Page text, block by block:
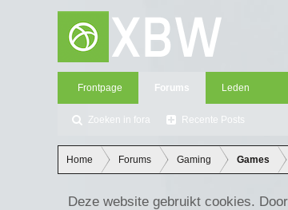
Frontpage Forums
Zoeken in fora Recente Posts
Leden
Home Forums Gaming Games
Deze website gebruikt cookies.